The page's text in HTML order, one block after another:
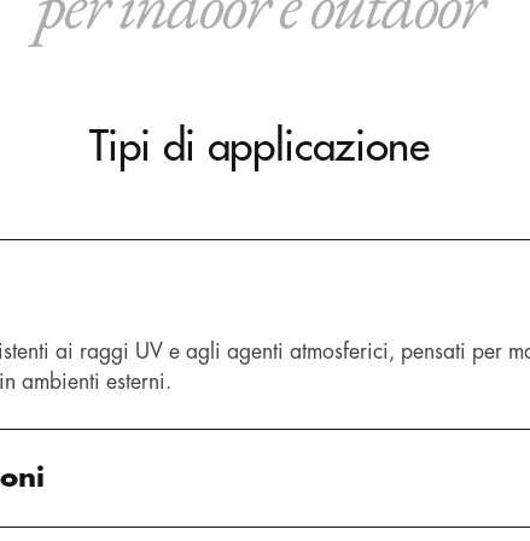
Tipi di applicazione
ai raggi UV e agli agenti atmosferici, pensati per
ambienti esterni.